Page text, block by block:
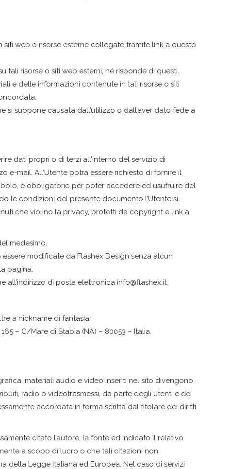
web o risorse esterne collegate tramite link a questo
tali risorse o siti web esterni, né risponde di questi.
e delle informazioni contenute in tali risorse o siti
suppone causata dall’utilizzo o dall’aver dato fede a
dati propri o di terzi all’interno del servizio di
e-mail. All’Utente potrà essere richiesto di fornire il
è obbligatorio per poter accedere ed usufruire del
le condizioni del presente documento l’Utente si
che violino la privacy, protetti da copyright e link a
medesimo.
modificate da Flashex Design senza alcun
pagina.
di posta elettronica info@flashex.it.
a nickname di fantasia.
– C/Mare di Stabia (NA) – 80053 – Italia.
materiali audio e video inseriti nel sito divengono
radio o videotrasmessi, da parte degli utenti e dei
accordata in forma scritta dal titolare dei diritti
citato l’autore, la fonte ed indicato il relativo
a scopo di lucro o che tali citazioni non
della Legge Italiana ed Europea. Nel caso di servizi